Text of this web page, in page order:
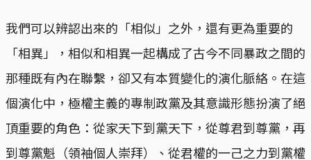
我們可以辨認出來的「相似」之外，還有更為重要的
「相異」，相似和相異一起構成了古今不同暴政之間的
那種既有內在聯繫，卻又有本質變化的演化脈絡。在這
個演化中，極權主義的專制政黨及其意識形態扮演了絕
頂重要的角色：從家天下到黨天下，從尊君到尊黨，再
到尊黨魁（領袖個人崇拜）、從君權的一己之力到黨權